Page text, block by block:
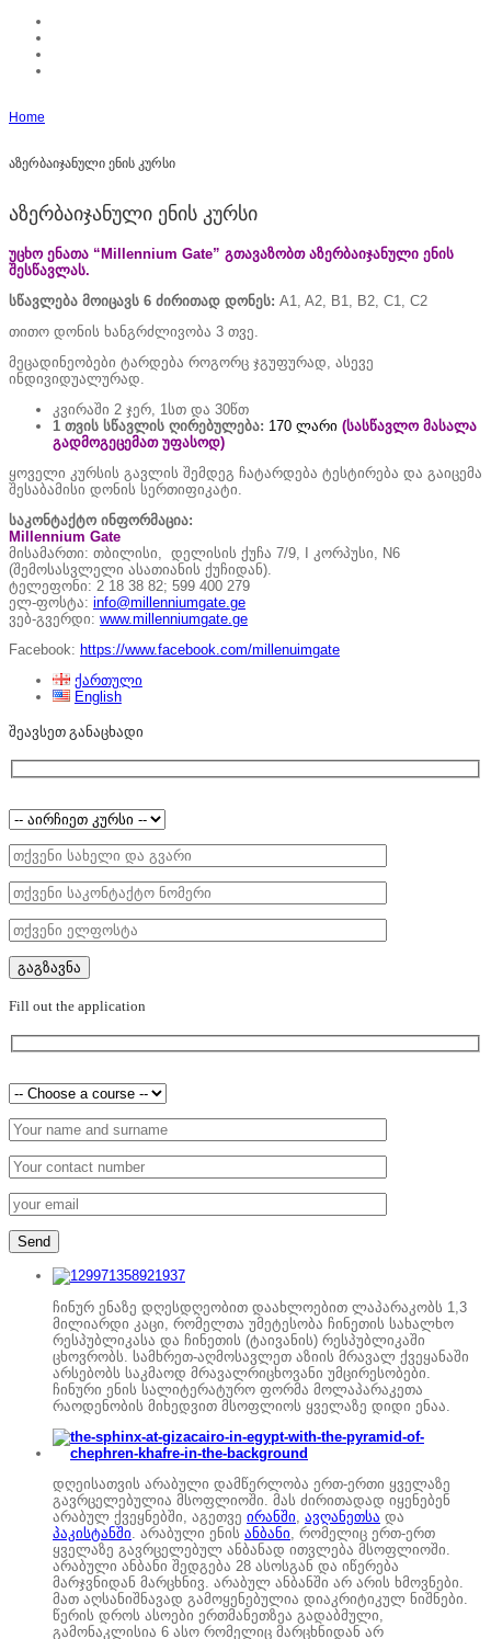
Home
აზერბაიჯანული ენის კურსი
აზერბაიჯანული ენის კურსი
უცხო ენათა “Millennium Gate” გთავაზობთ აზერბაიჯანული ენის
შესწავლას.
სწავლება მოიცავს 6 ძირითად დონეს: A1, A2, B1, B2, C1, C2
თითო დონის ხანგრძლივობა 3 თვე.
მეცადინეობები ტარდება როგორც ჯგუფურად, ასევე
ინდივიდუალურად.
კვირაში 2 ჯერ, 1სთ და 30წთ
1 თვის სწავლის ღირებულება: 170 ლარი (სასწავლო მასალა
გადმოგეცემათ უფასოდ)
ყოველი კურსის გავლის შემდეგ ჩატარდება ტესტირება და გაიცემა
შესაბამისი დონის სერთიფიკატი.
საკონტაქტო ინფორმაცია:
Millennium Gate
მისამართი: თბილისი, დელისის ქუჩა 7/9, I კორპუსი, N6
(შემოსასვლელი ასათიანის ქუჩიდან).
ტელეფონი: 2 18 38 82; 599 400 279
ელ-ფოსტა: info@millenniumgate.ge
ვებ-გვერდი: www.millenniumgate.ge
Facebook: https://www.facebook.com/millenuimgate
ქართული
English
შეავსეთ განაცხადი
Fill out the application
ჩინურ ენაზე დღესდღეობით დაახლოებით ლაპარაკობს 1,3
მილიარდი კაცი, რომელთა უმეტესობა ჩინეთის სახალხო
რესპუბლიკასა და ჩინეთის (ტაივანის) რესპუბლიკაში
ცხოვრობს. სამხრეთ-აღმოსავლეთ აზიის მრავალ ქვეყანაში
არსებობს საკმაოდ მრავალრიცხოვანი უმცირესობები.
ჩინური ენის სალიტერატურო ფორმა მოლაპარაკეთა
რაოდენობის მიხედვით მსოფლიოს ყველაზე დიდი ენაა.
დღეისათვის არაბული დამწერლობა ერთ-ერთი ყველაზე
გავრცელებულია მსოფლიოში. მას ძირითადად იყენებენ
არაბულ ქვეყნებში, აგეთვე ირანში, ავღანეთსა და
პაკისტანში. არაბული ენის ანბანი, რომელიც ერთ-ერთ
ყველაზე გავრცელებულ ანბანად ითვლება მსოფლიოში.
არაბული ანბანი შედგება 28 ასოსგან და იწერება
მარჯვნიდან მარცხნივ. არაბულ ანბანში არ არის ხმოვნები.
მათ აღსანიშნავად გამოყენებულია დიაკრიტიკულ ნიშნები.
წერის დროს ასოები ერთმანეთზეა გადაბმული,
გამონაკლისია 6 ასო რომელიც მარცხნიდან არ